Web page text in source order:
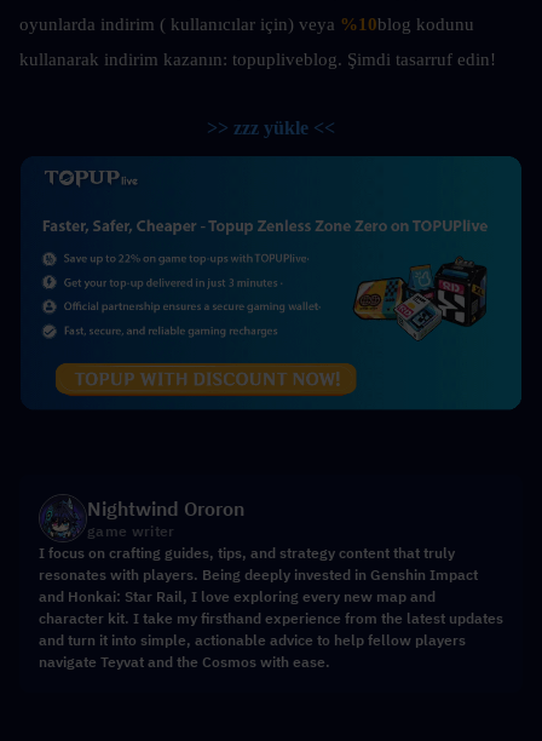
oyunlarda indirim ( kullanıcılar için) veya %10blog kodunu
kullanarak indirim kazanın: topupliveblog. Şimdi tasarruf edin!
>> zzz yükle <<
Nightwind Ororon
game writer
I focus on crafting guides, tips, and strategy content that truly
resonates with players. Being deeply invested in Genshin Impact
and Honkai: Star Rail, I love exploring every new map and
character kit. I take my firsthand experience from the latest updates
and turn it into simple, actionable advice to help fellow players
navigate Teyvat and the Cosmos with ease.